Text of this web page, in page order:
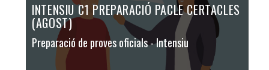
INTENSIU C1 PREPARACIÓ PACLE CERTACLES
(AGOST)
Preparació de proves oficials- Intensiu